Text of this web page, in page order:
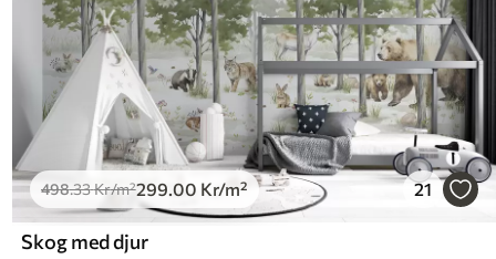
498.33Kr/m²299 .00 Kr/m² 21
Skog med djur